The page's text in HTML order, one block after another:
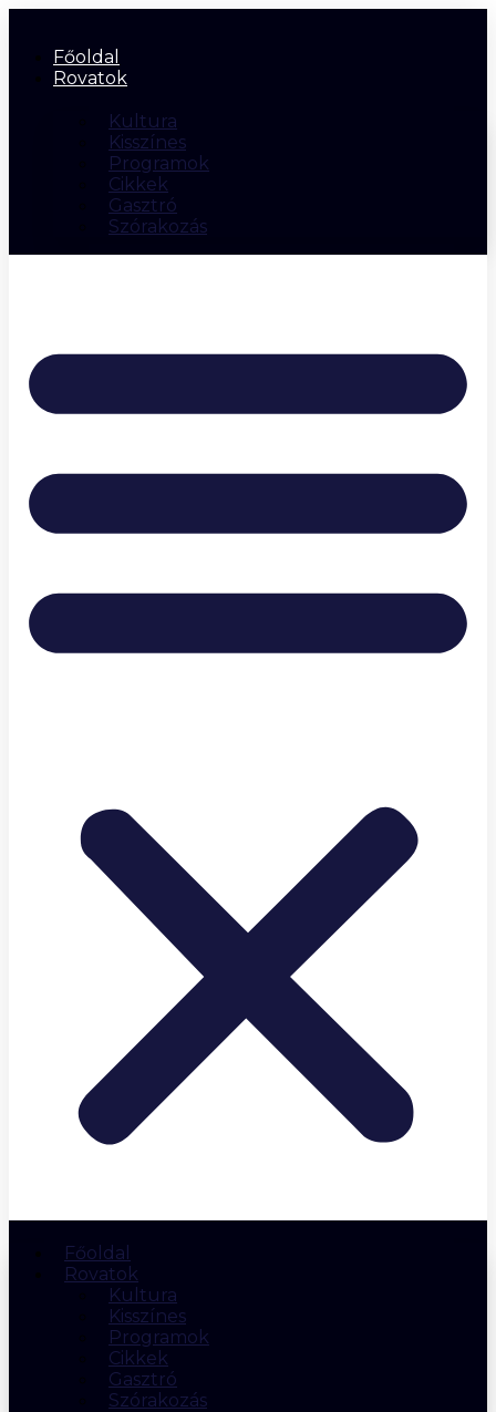
Főoldal
Rovatok
Kultura
Kisszínes
Programok
Cikkek
Gasztró
Szórakozás
Főoldal
Rovatok
Kultura
Kisszínes
Programok
Cikkek
Gasztró
Szórakozás